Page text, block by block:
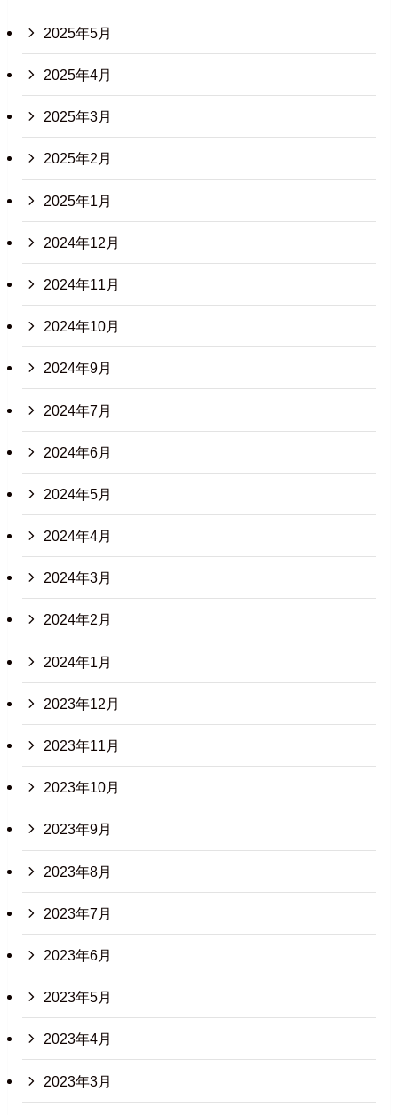
2025年5月
2025年4月
2025年3月
2025年2月
2025年1月
2024年12月
2024年11月
2024年10月
2024年9月
2024年7月
2024年6月
2024年5月
2024年4月
2024年3月
2024年2月
2024年1月
2023年12月
2023年11月
2023年10月
2023年9月
2023年8月
2023年7月
2023年6月
2023年5月
2023年4月
2023年3月